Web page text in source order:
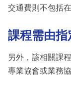
交通費則不包括在
課程需由
另外，該相關課
專業協會或業務